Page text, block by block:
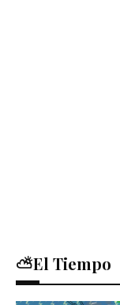
⛅El Tiempo